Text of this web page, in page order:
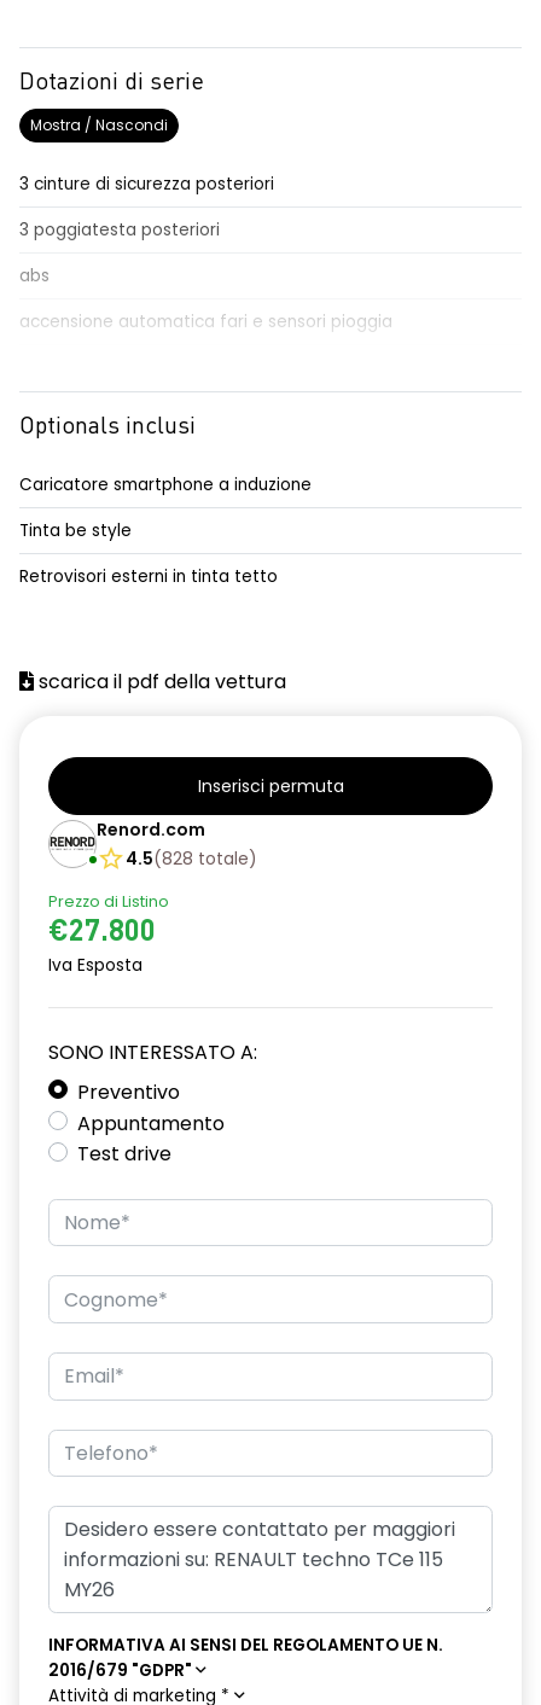
Dotazioni di serie
Mostra / Nascondi
3 cinture di sicurezza posteriori
3 poggiatesta posteriori
abs
accensione automatica fari e sensori pioggia
Aggiornamento del sistema, incluso per 5 anni
airbag laterali a tendina anteriori e posteriori
alzacristalli posteriori elettrici impulsionali
azacristalli anteriori elettrici e impulsionali
cartografia standard
cerchi in lega da 18''
climatizzatore automatico
criterio tecnico per tetto panoramico
design cerchi in lega da 18'' diamantati black hole
disattivazione ADAS
distance warning avviso distanza di sicurezza
doppio fondo bagagliaio
driver display 10''
eCall funzionalità soggetta a copertura di rete;
compatibilità 2G/3G o 4G/5G a seconda del veicolo
mantenimento della corsia
SHAPE
frecce di direzione
freno di stazionamento elettrico con funzione Auto-Hold
indicatore cambio marcia
keyless entry
limitatore di velocità a 180 km/h
Optionals inclusi
Caricatore smartphone a induzione
Tinta be style
Retrovisori esterni in tinta tetto
scarica il pdf della vettura
Inserisci permuta
Renord.com
4.5(828 totale)
Prezzo di Listino
€27.800
Iva Esposta
SONO INTERESSATO A:
Preventivo
Appuntamento
Test drive
INFORMATIVA AI SENSI DEL REGOLAMENTO UE N.
2016/679 "GDPR"
Attività di marketing *